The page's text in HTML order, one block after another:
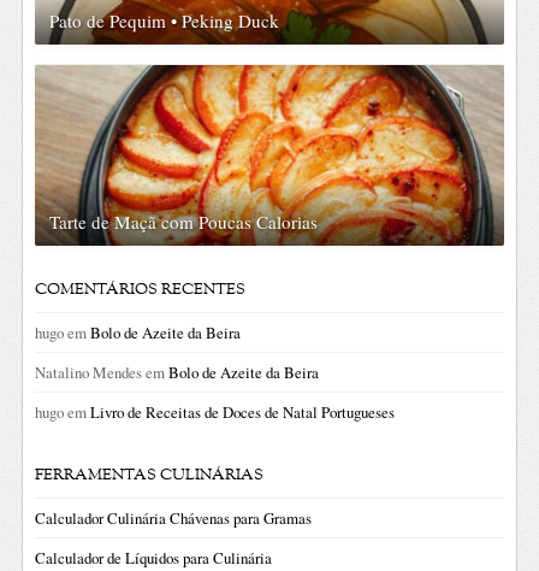
Pato de Pequim • Peking Duck
Tarte de Maçã com Poucas Calorias
COMENTÁRIOS RECENTES
hugoemBolo de Azeite da Beira
Natalino MendesemBolo de Azeite da Beira
hugoemLivro de Receitas de Doces de Natal Portugueses
FERRAMENTAS CULINÁRIAS
Calculador Culinária Chávenas para Gramas
Calculador de Líquidos para Culinária